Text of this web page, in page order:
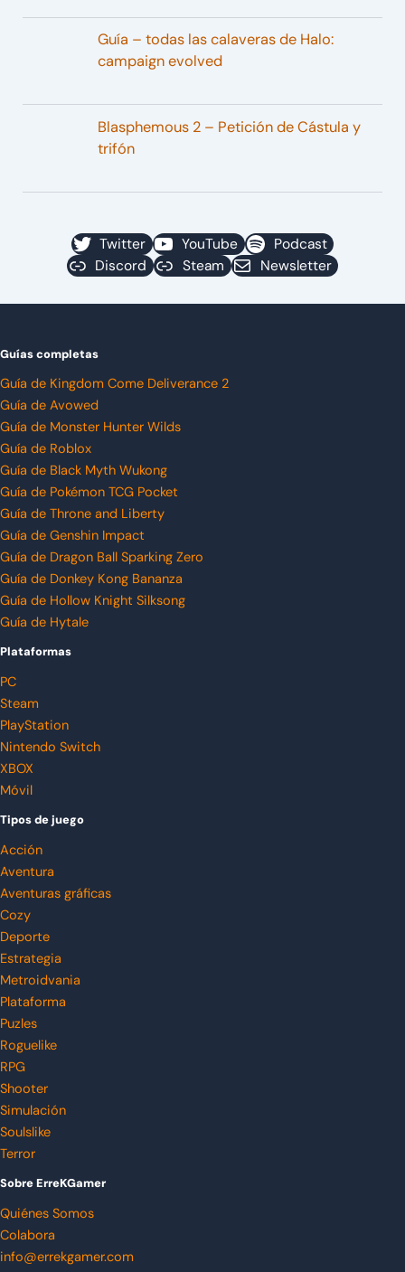
Guía – todas las calaveras de Halo:
campaign evolved
Blasphemous 2 – Petición de Cástula y
trifón
Twitter YouTube
Podcast
Discord
Steam Newsletter
Guías completas
Guía de Kingdom Come Deliverance 2
Guía de Avowed
Guía de Monster Hunter Wilds
Guía de Roblox
Guía de Black Myth Wukong
Guía de Pokémon TCG Pocket
Guía de Throne and Liberty
Guía de Genshin Impact
Guía de Dragon Ball Sparking Zero
Guía de Donkey Kong Bananza
Guía de Hollow Knight Silksong
Guía de Hytale
Plataformas
PC
Steam
PlayStation
Nintendo Switch
XBOX
Móvil
Tipos de juego
Acción
Aventura
Aventuras gráficas
Cozy
Deporte
Estrategia
Metroidvania
Plataforma
Puzles
Roguelike
RPG
Shooter
Simulación
Soulslike
Terror
Sobre ErreKGamer
Quiénes Somos
Colabora
info@errekgamer.com